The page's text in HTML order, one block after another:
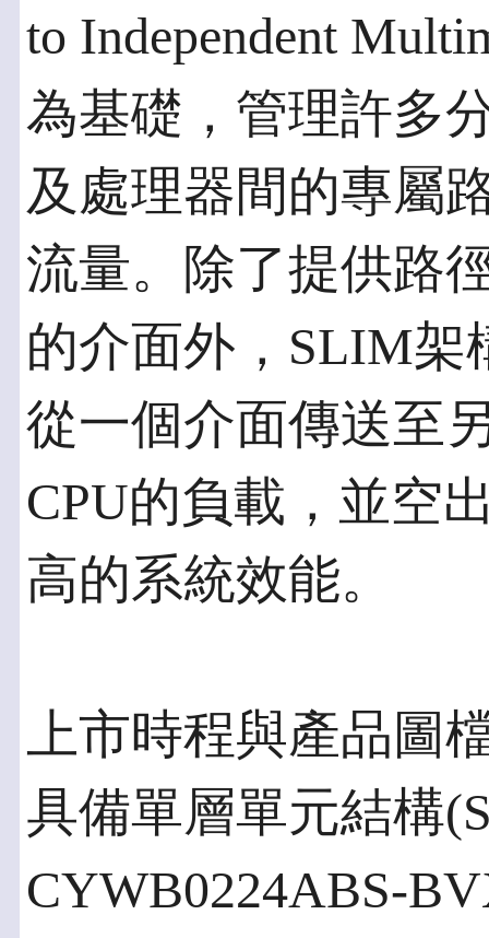
to Independent
為基礎，管理許多
及處理器間的專屬
流量。除了提供路
的介面外，SLIM架
從一個介面傳送至
CPU的負載，並空
高的系統效能。
上市時程與產品圖
具備單層單元結構
CYWB0224ABS-